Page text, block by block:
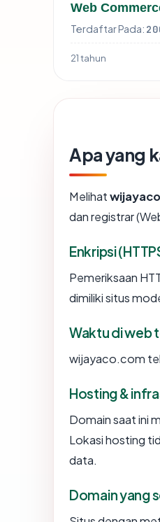
Web
Terdaftar Pada:
21 tahun
Apa yang
Melihat
dan registrar
Enkripsi
Pemeriksaan
dimiliki situs
Waktu di web
wijayaco.com
Hosting &
Domain saat ini
Lokasi hosting
data.
Domain yang